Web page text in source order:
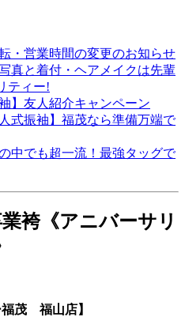
・営業時間の変更のお知らせ
真と着付・ヘアメイクは先輩
ティー!
】友人紹介キャンペーン
人式振袖】福茂なら準備万端で
中でも超一流！最強タッグで
福茂 福山店】